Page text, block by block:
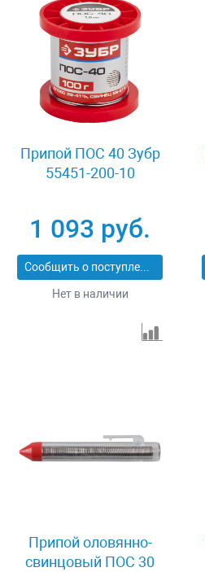
Припой ПОС 40 Зубр
55451-200-10
1 093 руб.
Сообщить о поступлении
Нет в наличии
Припой оловянно-
свинцовый ПОС 30